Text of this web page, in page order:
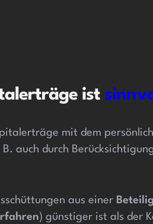
ist
mit dem
B. auch durch
aus einer
) günstiger ist als der